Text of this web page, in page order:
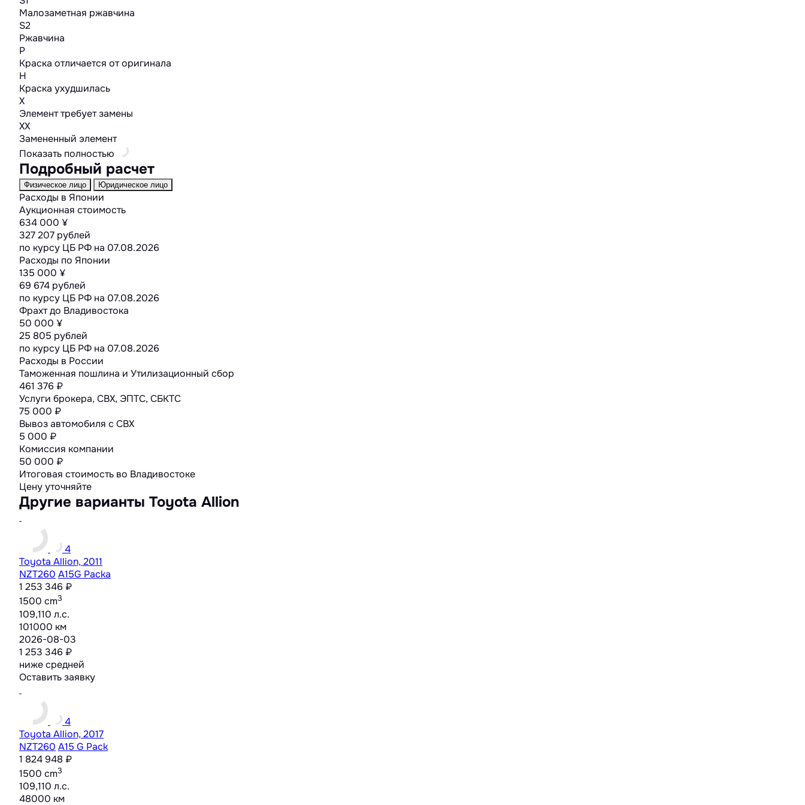
Малозаметная ржавчина
S2
Ржавчина
P
Краска отличается от оригинала
H
Краска ухудшилась
X
Элемент требует замены
XX
Замененный элемент
Показать полностью
Подробный расчет
Физическое лицо Юридическое лицо
Расходы в Японии
Аукционная стоимость
634 000 ¥
327 207 рублей
по курсу ЦБ РФ на 07.08.2026
Расходы по Японии
135 000 ¥
69 674 рублей
по курсу ЦБ РФ на 07.08.2026
Фрахт до Владивостока
50 000 ¥
25 805 рублей
по курсу ЦБ РФ на 07.08.2026
Расходы в России
Таможенная пошлина и Утилизационный сбор
461 376 ₽
Услуги брокера, СВХ, ЭПТС, СБКТС
75 000 ₽
Вывоз автомобиля с СВХ
5 000 ₽
Комиссия компании
50 000 ₽
Итоговая стоимость во Владивостоке
Цену уточняйте
Другие варианты Toyota Allion
4
Toyota Allion, 2011
NZT260 A15G Packa
1 253 346 ₽
1500 cm3
109,110 л.с.
101000 км
2026-08-03
1 253 346 ₽
ниже средней
Оставить заявку
4
Toyota Allion, 2017
NZT260 A15 G Pack
1 824 948 ₽
1500 cm3
109,110 л.с.
48000 км